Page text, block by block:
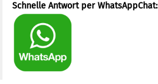
Schnelle Antwort per WhatsAppChat: